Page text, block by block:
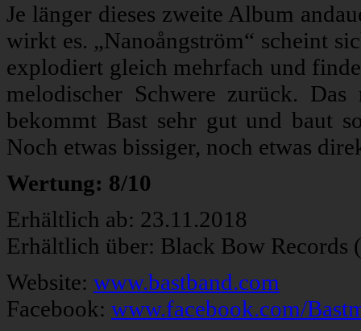
Je länger dieses zweite Album
wirkt es. „Nanoångström“ scheint
explodiert gleich mehrfach und
melodischer Schwere zurück.
bekommt Bast sehr gut und baut
Noch etwas bissiger, noch etwas
Wertung: 8/10
Erhältlich ab: 23.11.2018
Erhältlich über: Black Bow
Website: www.bastband.com
Facebook: www.facebook.com/